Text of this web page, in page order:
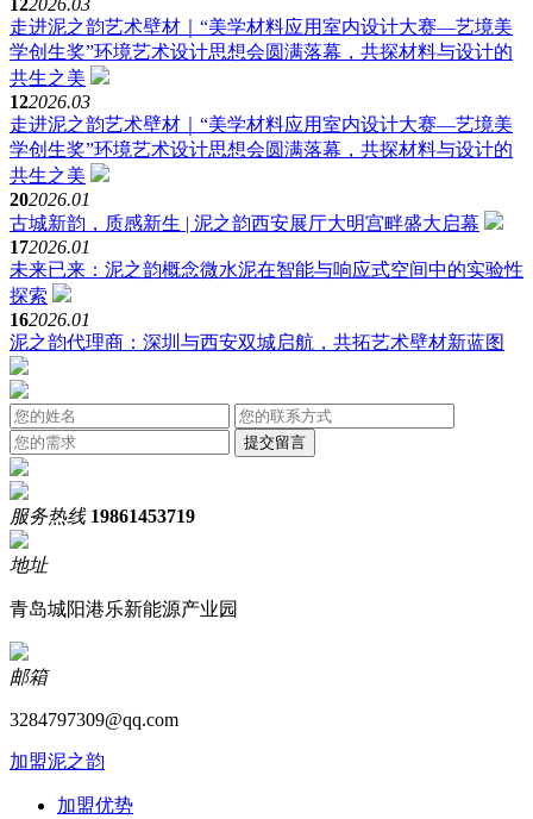
122026.03
走进泥之韵艺术壁材｜“美学材料应用室内设计大赛—艺境美
学创生奖”环境艺术设计思想会圆满落幕，共探材料与设计的
共生之美
122026.03
走进泥之韵艺术壁材｜“美学材料应用室内设计大赛—艺境美
学创生奖”环境艺术设计思想会圆满落幕，共探材料与设计的
共生之美
202026.01
古城新韵，质感新生 | 泥之韵西安展厅大明宫畔盛大启幕
172026.01
未来已来：泥之韵概念微水泥在智能与响应式空间中的实验性
探索
162026.01
泥之韵代理商：深圳与西安双城启航，共拓艺术壁材新蓝图
服务热线 19861453719
地址
青岛城阳港乐新能源产业园
邮箱
3284797309@qq.com
加盟泥之韵
加盟优势